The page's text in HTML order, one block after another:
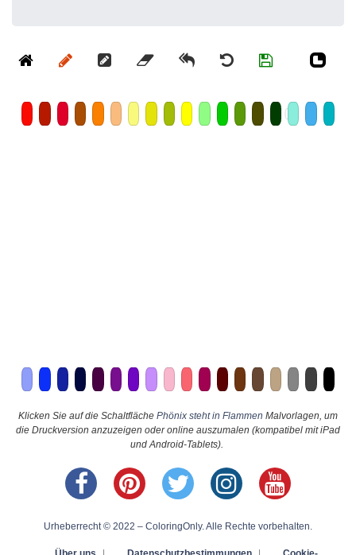
Klicken Sie auf die Schaltfläche Phönix steht in Flammen Malvorlagen, um
die Druckversion anzuzeigen oder online auszumalen (kompatibel mit iPad
und Android-Tablets).
Urheberrecht © 2022 – ColoringOnly. Alle Rechte vorbehalten.